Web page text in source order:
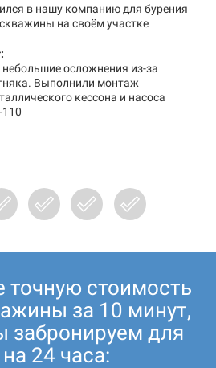
в нашу компанию для бурения
на своём участке
осложнения из-за
Выполнили монтаж
кессона и насоса
110
точную стоимость
за 10 минут,
забронируем для
24 часа: